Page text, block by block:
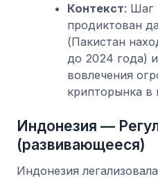
Контекст: Шаг
продиктован
(Пакистан
до 2024 года)
вовлечения
крипторынка в
Индонезия —
(развивающееся)
Индонезия